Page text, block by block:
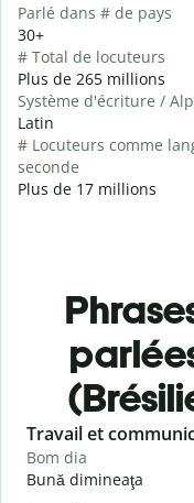
Parlé dans # de pays
30+
# Total de locuteurs
Plus de 265 millions
Système d'écriture /
Latin
# Locuteurs comme
seconde
Plus de 17 millions
Slide 1 of 6
Travail et
Bom dia
Bună dimineaţa